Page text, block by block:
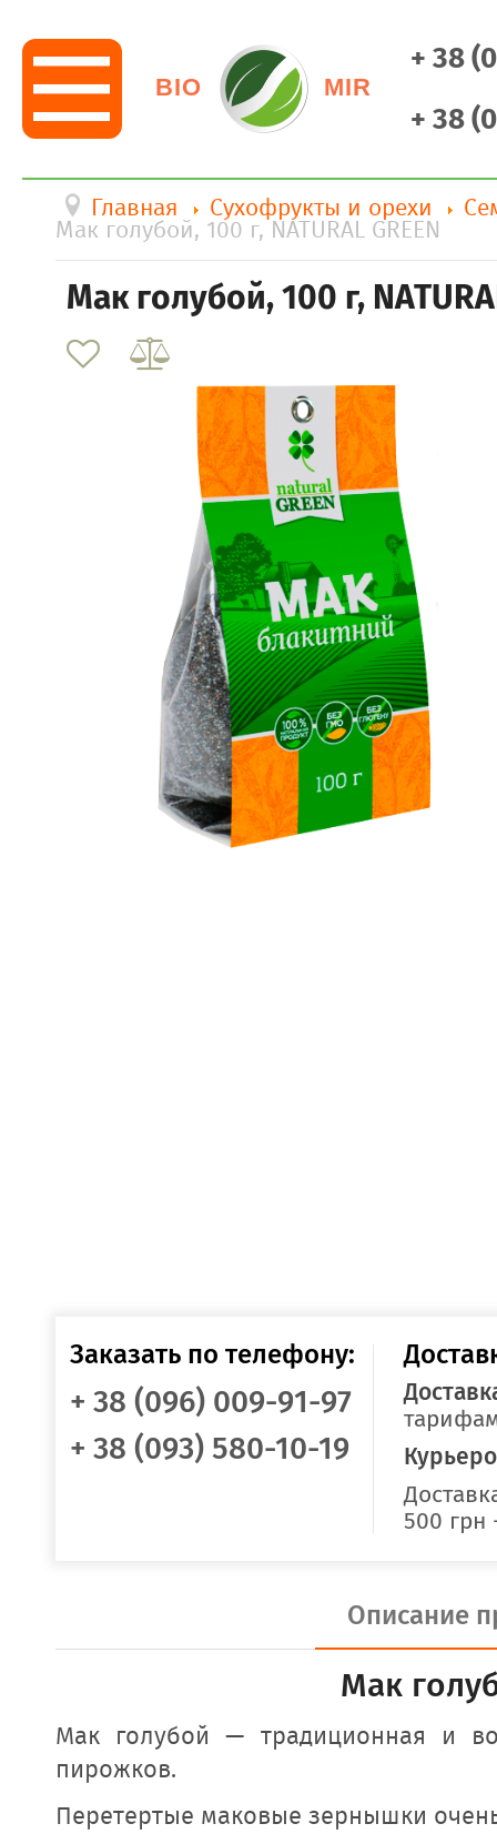
BIO MIR
+ 38
+ 38
Главная Сухофрукты и орехи
Мак голубой, 100 г, NATURAL GREEN
Мак голубой, 100 г,
Заказать по телефону:
+ 38 (096) 009-91-97
+ 38 (093) 580-10-19
500
Описание
Мак
Мак голубой — традиционная и
пирожков.
Перетертые маковые зернышки